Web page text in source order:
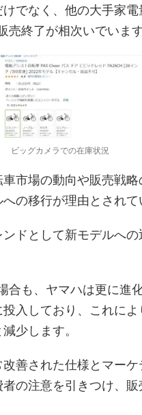
けでなく、他の大手家電
売終了が相次いでいます
ビッグカメラでの在庫状況
市場の動向や販売戦略
の移行が理由とされて
ドとして新モデルへ
合も、ヤマハは更に進
入しており、これに
少します。
善された仕様とマー
の注意を引きつけ、販